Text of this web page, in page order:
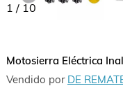
1 / 10
Motosierra Eléctrica
Vendido por DE